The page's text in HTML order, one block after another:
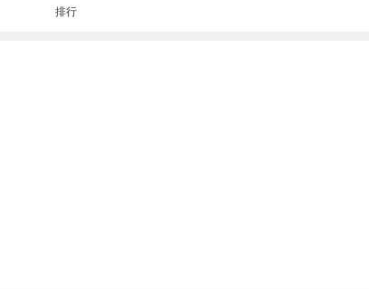
排行